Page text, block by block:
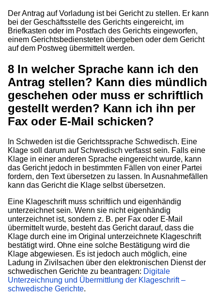
Der Antrag auf Vorladung ist bei Gericht zu stellen. Er kann
bei der Geschäftsstelle des Gerichts eingereicht, im
Briefkasten oder im Postfach des Gerichts eingeworfen,
einem Gerichtsbediensteten übergeben oder dem Gericht
auf dem Postweg übermittelt werden.
8 In welcher Sprache kann ich den
Antrag stellen? Kann dies mündlich
geschehen oder muss er schriftlich
gestellt werden? Kann ich ihn per
Fax oder E-Mail schicken?
In Schweden ist die Gerichtssprache Schwedisch. Eine
Klage soll darum auf Schwedisch verfasst sein. Falls eine
Klage in einer anderen Sprache eingereicht wurde, kann
das Gericht jedoch in bestimmten Fällen von einer Partei
fordern, den Text übersetzen zu lassen. In Ausnahmefällen
kann das Gericht die Klage selbst übersetzen.
Eine Klageschrift muss schriftlich und eigenhändig
unterzeichnet sein. Wenn sie nicht eigenhändig
unterzeichnet ist, sondern z. B. per Fax oder E-Mail
übermittelt wurde, besteht das Gericht darauf, dass die
Klage durch eine im Original unterzeichnete Klageschrift
bestätigt wird. Ohne eine solche Bestätigung wird die
Klage abgewiesen. Es ist jedoch auch möglich, eine
Ladung in Zivilsachen über den elektronischen Dienst der
schwedischen Gerichte zu beantragen: Digitale
Unterzeichnung und Übermittlung der Klageschrift –
schwedische Gerichte.